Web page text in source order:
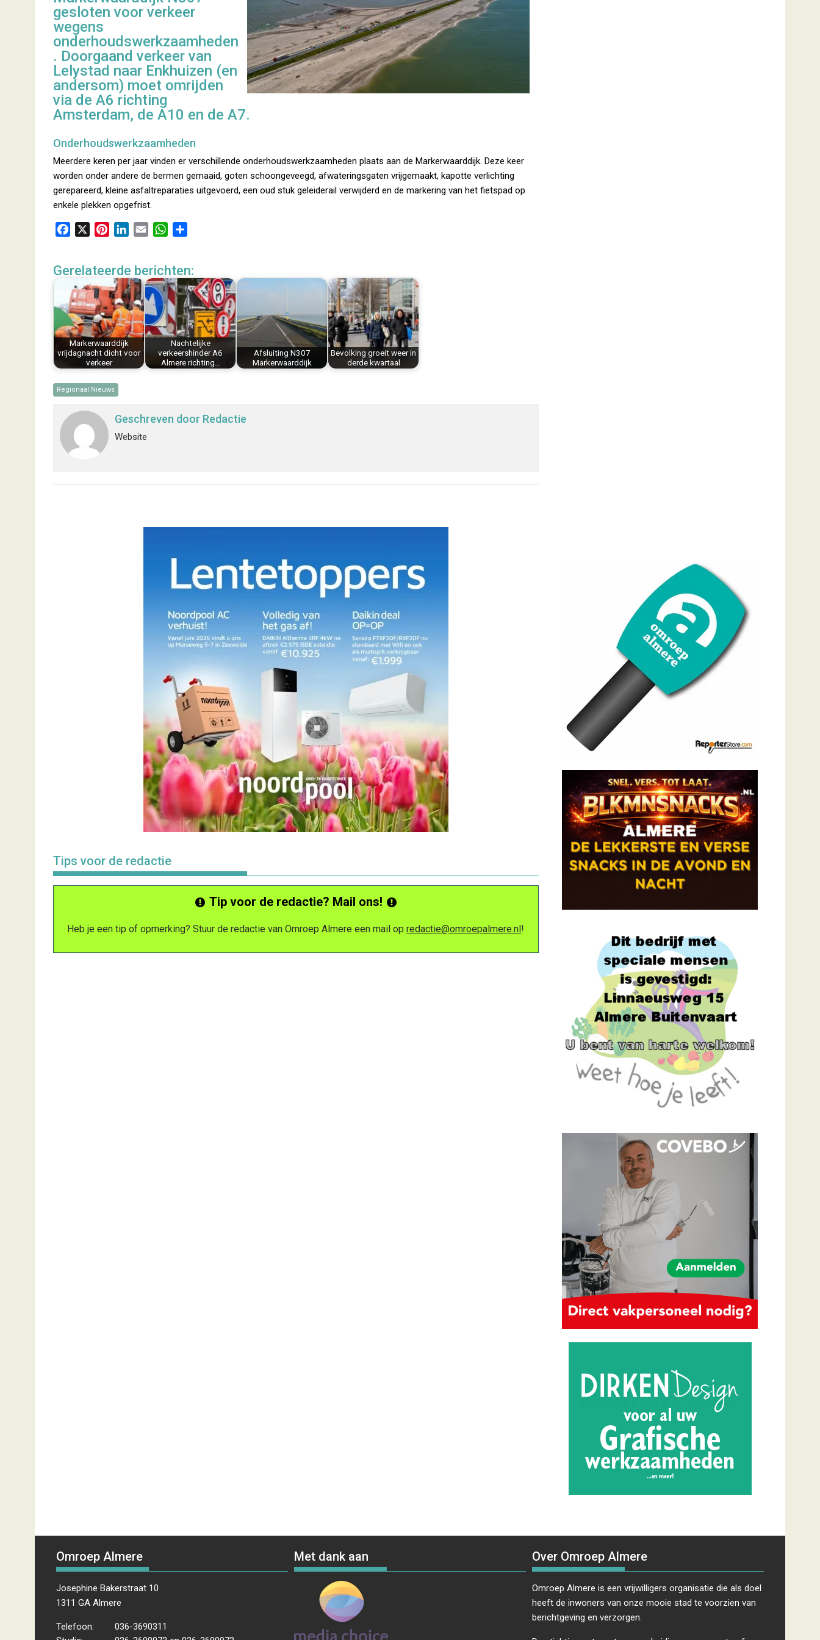
gesloten voor verkeer
wegens
onderhoudswerkzaamheden
. Doorgaand verkeer van
Lelystad naar Enkhuizen (en
andersom) moet omrijden
via de A6 richting
Amsterdam, de A10 en de A7.
Onderhoudswerkzaamheden
Meerdere keren per jaar vinden er verschillende onderhoudswerkzaamheden plaats aan de Markerwaarddijk. Deze keer
worden onder andere de bermen gemaaid, goten schoongeveegd, afwateringsgaten vrijgemaakt, kapotte verlichting
gerepareerd, kleine asfaltreparaties uitgevoerd, een oud stuk geleiderail verwijderd en de markering van het fietspad op
enkele plekken opgefrist.
e
b
o
o
k
t
e
r
e
s
t
k
e
d
I
n
i
l
W
t
s
A
p
p
e
n
Gerelateerde berichten:
Markerwaarddijk
vrijdagnacht dicht voor
verkeer
Nachtelijke
verkeershinder A6
Almere richting…
Afsluiting N307
Markerwaarddijk
Bevolking groeit weer in
derde kwartaal
Regionaal Nieuws
Geschreven door Redactie
Website
Tips voor de redactie
Tip voor de redactie? Mail ons!
Heb je een tip of opmerking? Stuur de redactie van Omroep Almere een mail opredactie@omroepalmere.nl!
Omroep Almere
Josephine Bakerstraat 10
1311 GA Almere
Telefoon:
036-3690311
Met dank aan Over Omroep Almere
Omroep Almere is een vrijwilligers organisatie die als doel
heeft de inwoners van onze mooie stad te voorzien van
berichtgeving en verzorgen.